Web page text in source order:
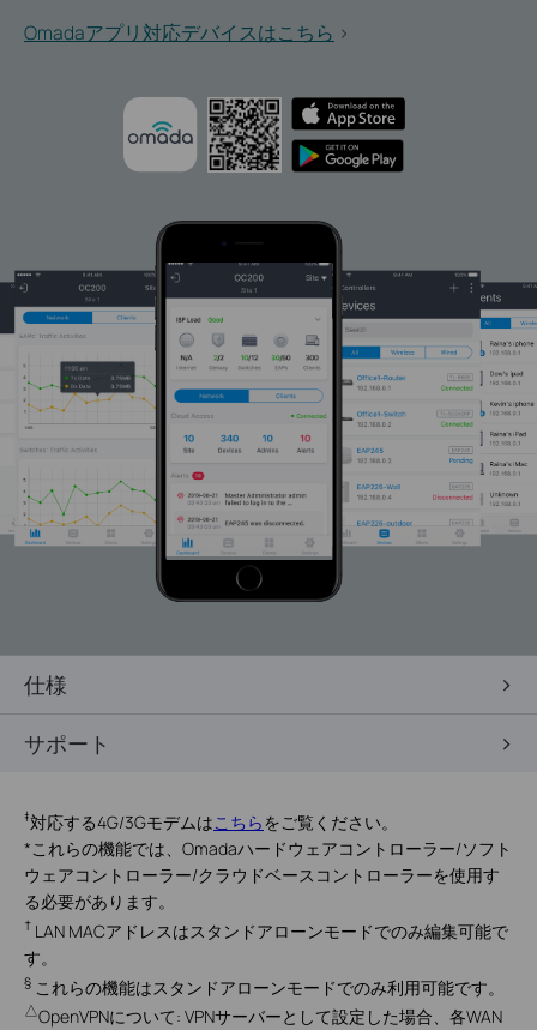
Omadaアプリ対応デバイスはこちら >
仕様
サポート
‡対応する4G/3Gモデムはこちらをご覧ください。
*これらの機能では、Omadaハードウェアコントローラー/ソフト
ウェアコントローラー/クラウドベースコントローラーを使用す
る必要があります。
† LAN MACアドレスはスタンドアローンモードでのみ編集可能で
す。
§ これらの機能はスタンドアローンモードでのみ利用可能です。
△OpenVPNについて: VPNサーバーとして設定した場合、各WAN